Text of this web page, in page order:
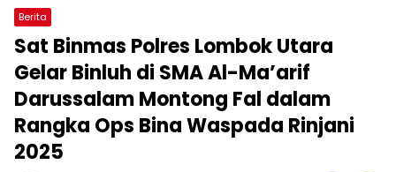
Berita
Sat Binmas Polres Lombok Utara
Gelar Binluh di SMA Al-Ma’arif
Darussalam Montong Fal dalam
Rangka Ops Bina Waspada Rinjani
2025